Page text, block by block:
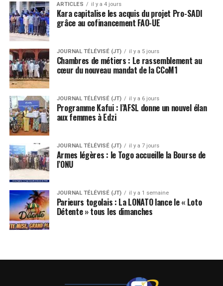
ARTICLES il y a 4 jours
Kara capitalise les acquis du projet Pro-SADI
grâce au cofinancement FAO-UE
JOURNAL TÉLÉVISÉ (JT) il y a 5 jours
Chambres de métiers : Le rassemblement au
cœur du nouveau mandat de la CCoM1
JOURNAL TÉLÉVISÉ (JT) il y a 6 jours
Programme Kafui : l’AFSL donne un nouvel élan
aux femmes à Edzi
JOURNAL TÉLÉVISÉ (JT) il y a 7 jours
Armes légères : le Togo accueille la Bourse de
l’ONU
JOURNAL TÉLÉVISÉ (JT) il y a 1 semaine
Parieurs togolais : La LONATO lance le « Loto
Détente » tous les dimanches